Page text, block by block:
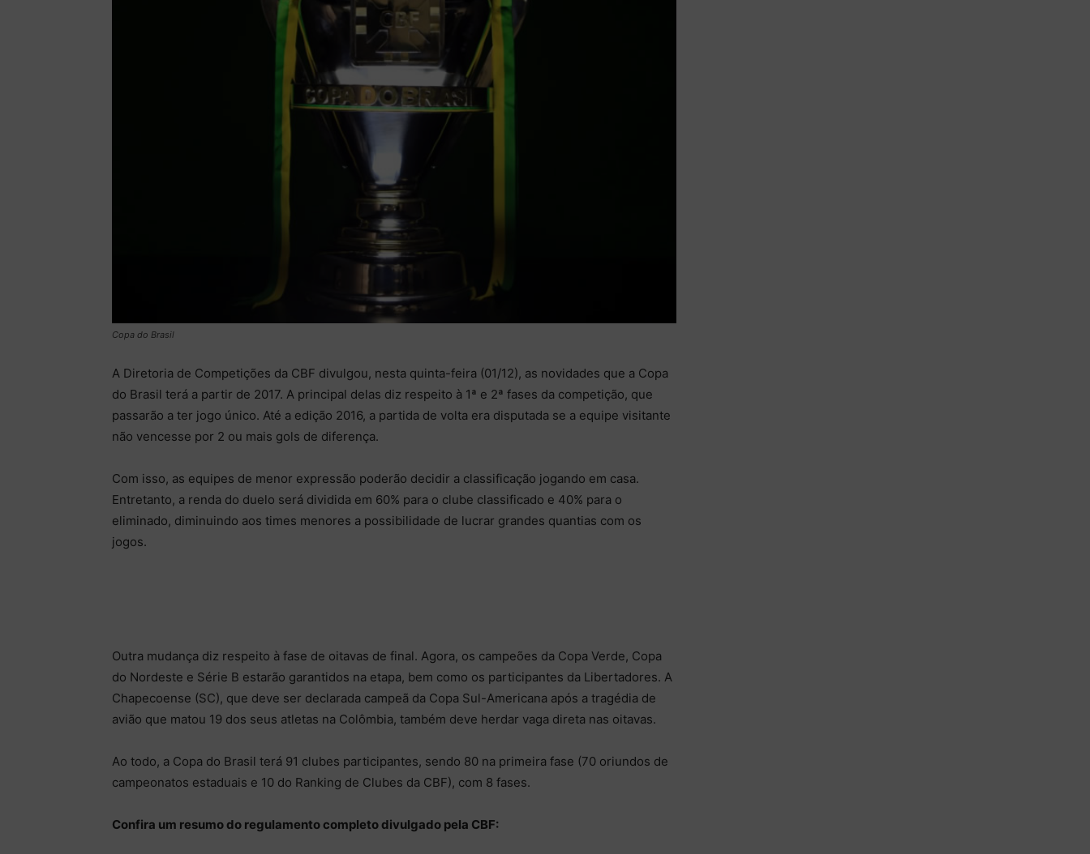
Copa do Brasil
A Diretoria de Competições da CBF divulgou, nesta quinta-feira (01/12), as novidades que a Copa
do Brasil terá a partir de 2017. A principal delas diz respeito à 1ª e 2ª fases da competição, que
passarão a ter jogo único. Até a edição 2016, a partida de volta era disputada se a equipe visitante
não vencesse por 2 ou mais gols de diferença.
Com isso, as equipes de menor expressão poderão decidir a classificação jogando em casa.
Entretanto, a renda do duelo será dividida em 60% para o clube classificado e 40% para o
eliminado, diminuindo aos times menores a possibilidade de lucrar grandes quantias com os
jogos.
Outra mudança diz respeito à fase de oitavas de final. Agora, os campeões da Copa Verde, Copa
do Nordeste e Série B estarão garantidos na etapa, bem como os participantes da Libertadores. A
Chapecoense (SC), que deve ser declarada campeã da Copa Sul-Americana após a tragédia de
avião que matou 19 dos seus atletas na Colômbia, também deve herdar vaga direta nas oitavas.
Ao todo, a Copa do Brasil terá 91 clubes participantes, sendo 80 na primeira fase (70 oriundos de
campeonatos estaduais e 10 do Ranking de Clubes da CBF), com 8 fases.
Confira um resumo do regulamento completo divulgado pela CBF: